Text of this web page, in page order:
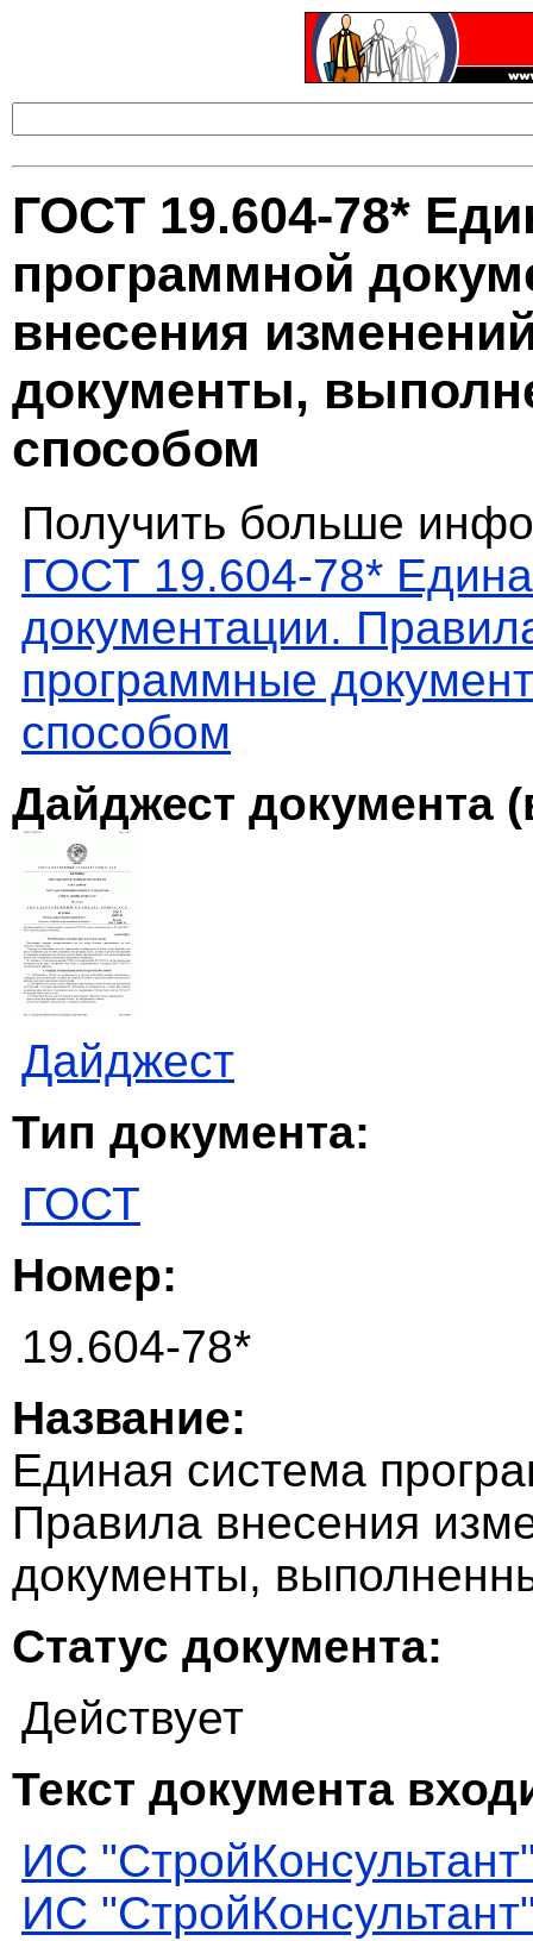
ГОСТ 19.604-78*
программной
внесения
документы,
способом
Получить больше
ГОСТ 19.604-78*
документации.
программные
способом
Дайджест документа
Дайджест
Тип документа:
ГОСТ
Номер:
19.604-78*
Название:
Единая система
Правила внесения
документы,
Статус документа:
Действует
Текст документа
ИС
ИС